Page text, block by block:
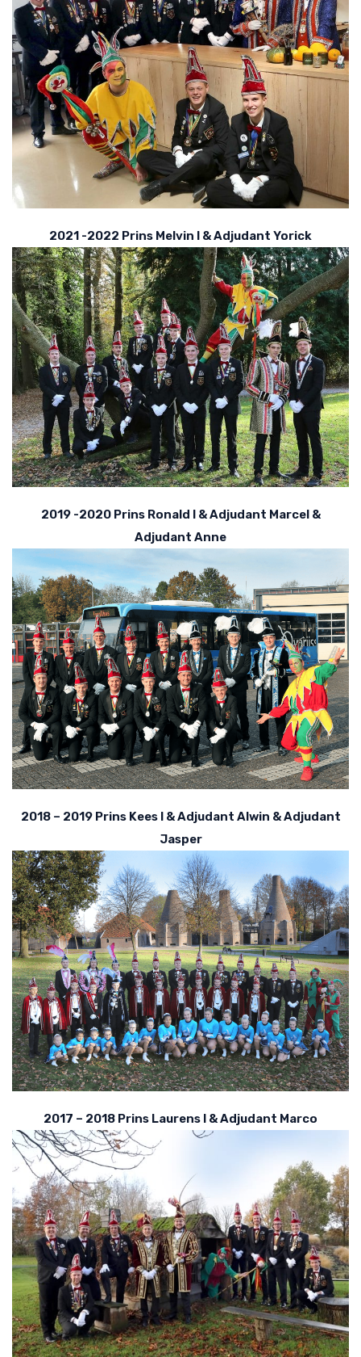
2021 -2022 Prins Melvin I & Adjudant Yorick
2019 -2020 Prins Ronald I & Adjudant Marcel &
Adjudant Anne
2018 – 2019 Prins Kees I & Adjudant Alwin & Adjudant
Jasper
2017 – 2018 Prins Laurens I & Adjudant Marco